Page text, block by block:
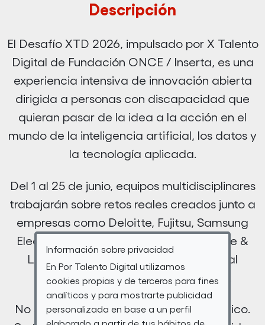
Información sobre privacidad
En Por Talento Digital utilizamos
cookies propias y de terceros para fines
analíticos y para mostrarte publicidad
personalizada en base a un perfil
elaborado a partir de tus hábitos de
Descripción
El Desafío XTD 2026, impulsado por X Talento
Digital de Fundación ONCE / Inserta, es una
experiencia intensiva de innovación abierta
dirigida a personas con discapacidad que
quieran pasar de la idea a la acción en el
mundo de la inteligencia artificial, los datos y
la tecnología aplicada.
Del 1 al 25 de junio, equipos multidisciplinares
trabajarán sobre retos reales creados junto a
empresas como Deloitte, Fujitsu, Samsung
Electronics o Correos, NTT DATA Europe &
Latam, utilizando inteligencia artificial
generativa y herramientas digitales.
No se trata de encajar en un perfil técnico.